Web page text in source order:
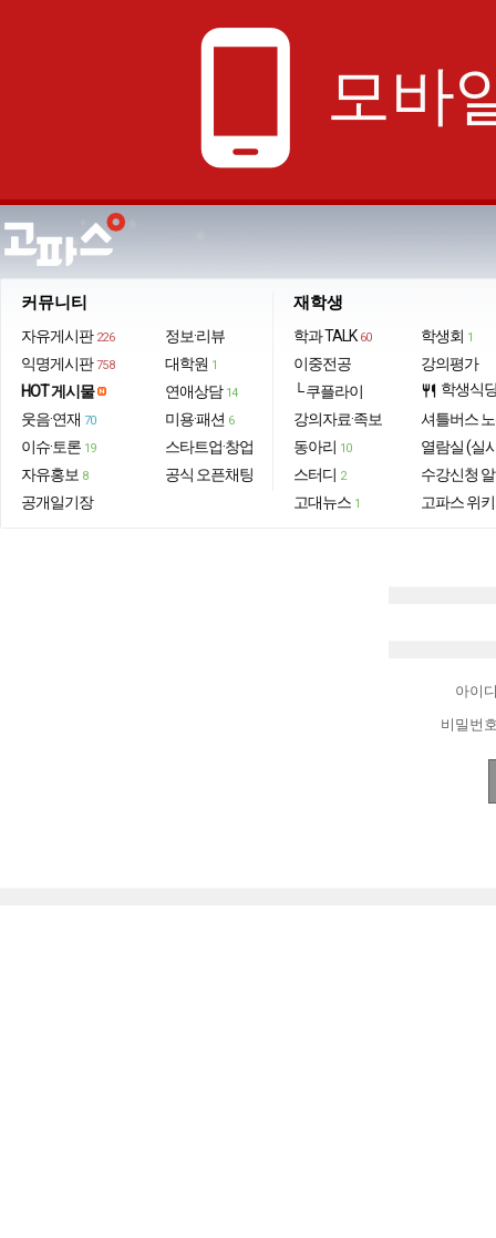
phone_android 모바
커뮤니티
자유게시판 226
익명게시판 758
HOT 게시물
웃음·연재 70
이슈·토론 19
자유홍보 8
공개일기장
정보·리뷰
대학원 1
연애상담 14
미용·패션 6
스타트업·창업
공식 오픈채팅
재학생
학과 TALK 60
이중전공
└ 쿠플라이
강의자료·족보
동아리 10
스터디 2
고대뉴스 1
학생회 1
강의평가
restaurant 학생식
셔틀버스
열람실 (실
수강신청
고파스 위키
아이
비밀번